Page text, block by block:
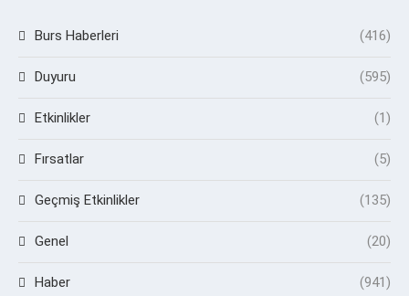
Burs Haberleri (416)
Duyuru (595)
Etkinlikler (1)
Fırsatlar (5)
Geçmiş Etkinlikler (135)
Genel (20)
Haber (941)